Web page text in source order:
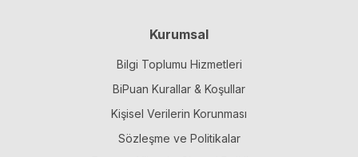
Kurumsal
Bilgi Toplumu Hizmetleri
BiPuan Kurallar & Koşullar
Kişisel Verilerin Korunması
Sözleşme ve Politikalar